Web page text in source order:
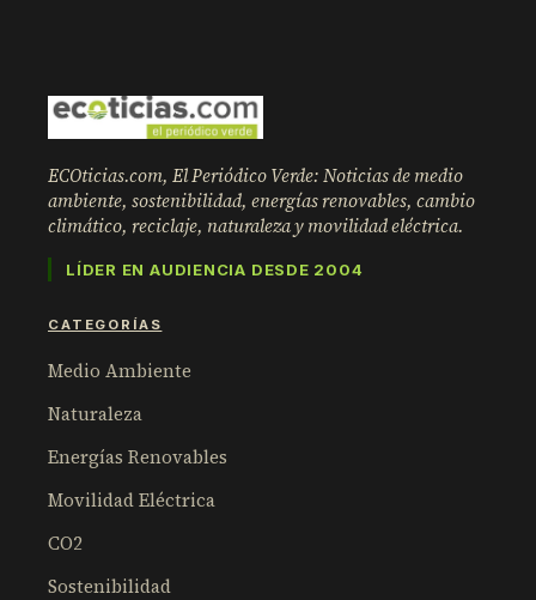
ECOticias.com, El Periódico Verde: Noticias de medio
ambiente, sostenibilidad, energías renovables, cambio
climático, reciclaje, naturaleza y movilidad eléctrica.
LÍDER EN AUDIENCIA DESDE 2004
CATEGORÍAS
Medio Ambiente
Naturaleza
Energías Renovables
Movilidad Eléctrica
CO2
Sostenibilidad